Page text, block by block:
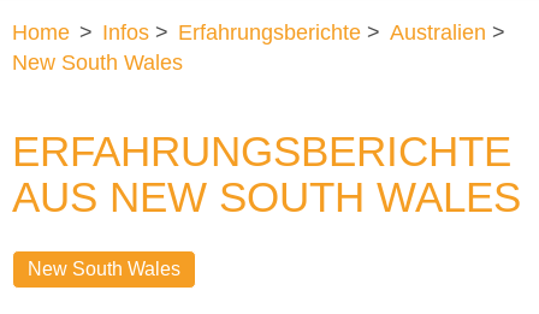
Home > Infos > Erfahrungsberichte > Australien >
New South Wales
ERFAHRUNGSBERICHTE
AUS NEW SOUTH WALES
New South Wales